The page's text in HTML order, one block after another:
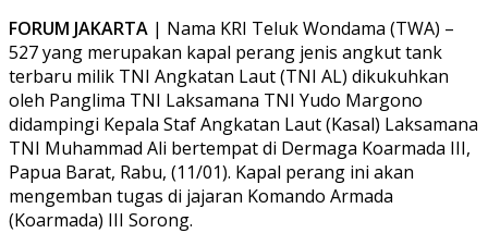
FORUM JAKARTA | Nama KRI Teluk Wondama (TWA) –
527 yang merupakan kapal perang jenis angkut tank
terbaru milik TNI Angkatan Laut (TNI AL) dikukuhkan
oleh Panglima TNI Laksamana TNI Yudo Margono
didampingi Kepala Staf Angkatan Laut (Kasal) Laksamana
TNI Muhammad Ali bertempat di Dermaga Koarmada III,
Papua Barat, Rabu, (11/01). Kapal perang ini akan
mengemban tugas di jajaran Komando Armada
(Koarmada) III Sorong.